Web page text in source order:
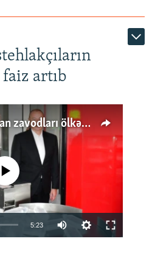
artıb
Ard-arda açılan dərman zavodları ölkənin tələbatını ödəyirmi?
currently available
5:23